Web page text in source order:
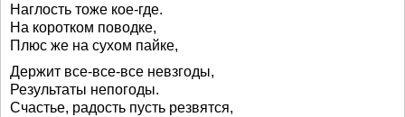
Наглость тоже кое-где.
На коротком поводке,
Плюс же на сухом пайке,
Держит все-все-все невзгоды,
Результаты непогоды.
Счастье, радость пусть резвятся,